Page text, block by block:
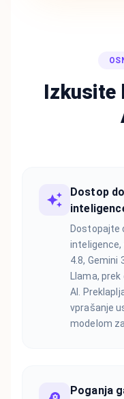
Izkusite
Dostop
Dostopajte
inteligence,
4.8, Gemini
Llama,
AI.
vprašanje
modelom
Poganja